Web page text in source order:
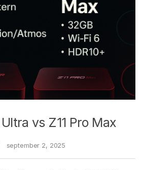
vs Z11 Pro Max
september 2, 2025